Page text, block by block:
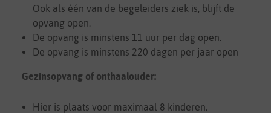
Ook als één van de begeleiders ziek is, blijft de
opvang open.
De opvang is minstens 11 uur per dag open.
De opvang is minstens 220 dagen per jaar open
Gezinsopvang of onthaalouder:
Hier is plaats voor maximaal 8 kinderen.